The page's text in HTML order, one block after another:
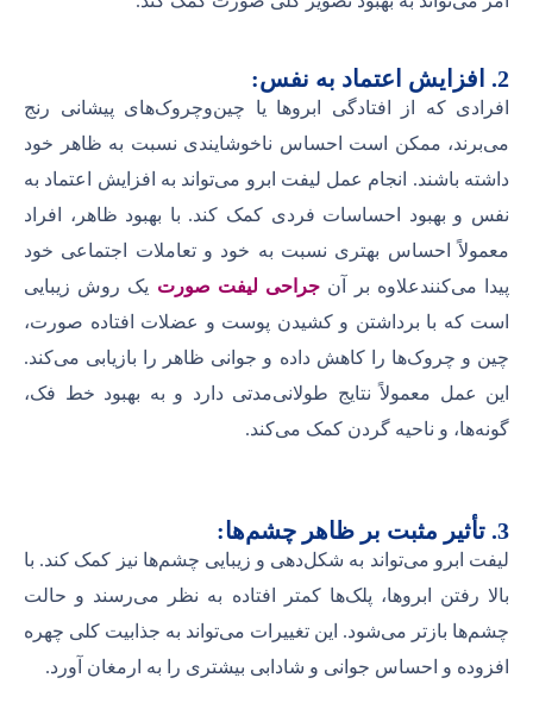
2. افزایش اعتماد به نفس:
افرادی که از افتادگی ابروها یا چین‌وچروک‌های پیشانی رنج
می‌برند، ممکن است احساس ناخوشایندی نسبت به ظاهر خود
داشته باشند. انجام عمل لیفت ابرو می‌تواند به افزایش اعتماد به
نفس و بهبود احساسات فردی کمک کند. با بهبود ظاهر، افراد
معمولاً احساس بهتری نسبت به خود و تعاملات اجتماعی خود
پیدا می‌کنندعلاوه بر آن جراحی لیفت صورت یک روش زیبایی
است که با برداشتن و کشیدن پوست و عضلات افتاده صورت،
چین و چروک‌ها را کاهش داده و جوانی ظاهر را بازیابی می‌کند.
این عمل معمولاً نتایج طولانی‌مدتی دارد و به بهبود خط فک،
گونه‌ها، و ناحیه گردن کمک می‌کند.
3. تأثیر مثبت بر ظاهر چشم‌ها:
لیفت ابرو می‌تواند به شکل‌دهی و زیبایی چشم‌ها نیز کمک کند. با
بالا رفتن ابروها، پلک‌ها کمتر افتاده به نظر می‌رسند و حالت
چشم‌ها بازتر می‌شود. این تغییرات می‌تواند به جذابیت کلی چهره
افزوده و احساس جوانی و شادابی بیشتری را به ارمغان آورد.